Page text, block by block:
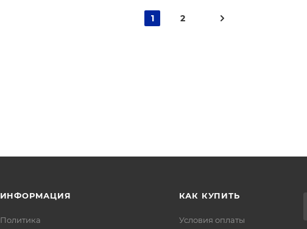
1 2
ИНФОРМАЦИЯ
Политика
КАК КУПИТЬ
Условия оплаты